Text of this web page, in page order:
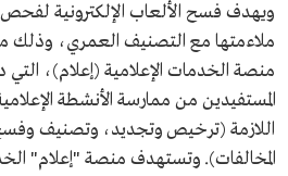
ويهدف فسح الألعاب الإلكترونية
ملاءمتها مع التصنيف العمري، وذلك
منصة الخدمات الإعلامية (إعلام)، التي
المستفيدين من ممارسة الأنشطة
اللازمة (ترخيص وتجديد، وتصنيف
المخالفات). وتستهدف منصة "إعلام"